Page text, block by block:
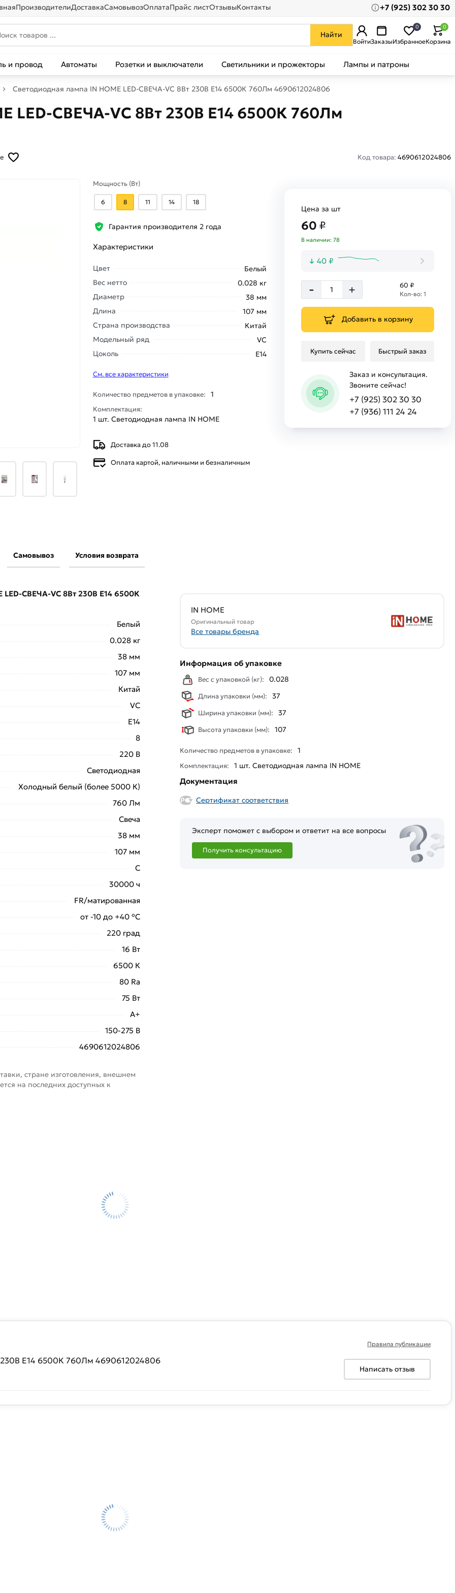
ПроизводителиДоставкаСамовывозОплатаПрайс листОтзывыКонтакты +7 (925) 302 30 30
Найти
ВойтиЗаказыИзбранное
0
Корзина
0
и провод Автоматы Розетки и выключатели Светильники и прожекторы Лампы и патроны
Светодиодная лампа IN HOME LED-СВЕЧА-VC 8Вт 230В Е14 6500К 760Лм 4690612024806
LED-СВЕЧА-VC 8Вт 230В Е14 6500К 760Лм
Код товара: 4690612024806
Мощность (Вт)
6 8 11 14 18
Гарантия производителя 2 года
Характеристики
Цвет
Белый
Вес нетто
0.028 кг
Диаметр
38 мм
Длина
107 мм
Страна производства
Китай
Модельный ряд
VC
Цоколь
E14
См. все характеристики
Количество предметов в упаковке: 1
Комплектация:
1 шт. Светодиодная лампа IN HOME
Доставка до 11.08
Оплата картой, наличными и безналичным
Цена за шт
60 ₽
В наличии: 78
40 ₽
- + 60 ₽
Кол-во: 1
Добавить в корзину
Купить сейчас Быстрый заказ
Заказ и консультация.
Звоните сейчас!
+7 (925) 302 30 30
+7 (936) 111 24 24
Самовывоз Условия возврата
с Вами для согласования условий
рекомендуем ознакомиться с
всем стандартам качества. Возврат
LED-СВЕЧА-VC 8Вт 230В Е14 6500К
Белый
0.028 кг
38 мм
107 мм
Китай
VC
E14
8
220 В
Светодиодная
Холодный белый (более 5000 К)
760 Лм
Свеча
38 мм
107 мм
C
30000 ч
FR/матированная
от -10 до +40 °С
220 град
16 Вт
6500 К
80 Ra
75 Вт
A+
150-275 В
4690612024806
стране изготовления, внешнем
на последних доступных к
IN HOME
Оригинальный товар
Все товары бренда
Информация об упаковке
Вес с упаковкой (кг): 0.028
Длина упаковки (мм): 37
Ширина упаковки (мм): 37
Высота упаковки (мм): 107
Количество предметов в упаковке: 1
Комплектация: 1 шт. Светодиодная лампа IN HOME
Документация
Сертификат соответствия
Эксперт поможет с выбором и ответит на все вопросы
Получить консультацию
Е14 6500К 760Лм 4690612024806
Правила публикации
Написать отзыв